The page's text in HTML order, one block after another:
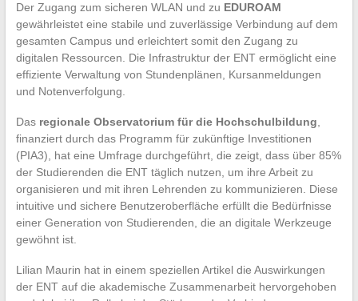
Der Zugang zum sicheren WLAN und zu EDUROAM
gewährleistet eine stabile und zuverlässige Verbindung auf dem
gesamten Campus und erleichtert somit den Zugang zu
digitalen Ressourcen. Die Infrastruktur der ENT ermöglicht eine
effiziente Verwaltung von Stundenplänen, Kursanmeldungen
und Notenverfolgung.
Das regionale Observatorium für die Hochschulbildung
finanziert durch das Programm für zukünftige Investitionen
(PIA3), hat eine Umfrage durchgeführt, die zeigt, dass über 85%
der Studierenden die ENT täglich nutzen, um ihre Arbeit zu
organisieren und mit ihren Lehrenden zu kommunizieren. Diese
intuitive und sichere Benutzeroberfläche erfüllt die Bedürfnisse
einer Generation von Studierenden, die an digitale Werkzeuge
gewöhnt ist.
Lilian Maurin hat in einem speziellen Artikel die Auswirkungen
der ENT auf die akademische Zusammenarbeit hervorgehoben